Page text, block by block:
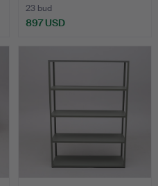
23 bud
897 USD